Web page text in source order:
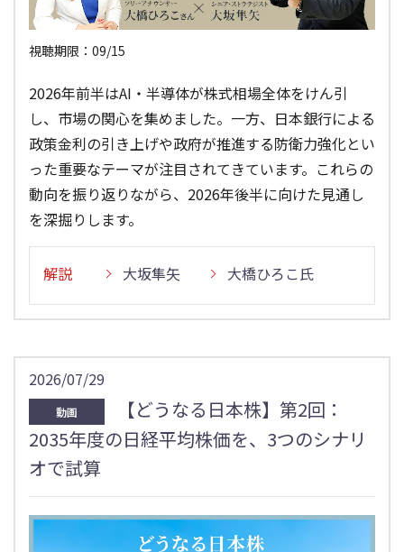
視聴期限：09/15
2026年前半はAI・半導体が株式相場全体をけん引
し、市場の関心を集めました。一方、日本銀行による
政策金利の引き上げや政府が推進する防衛力強化とい
った重要なテーマが注目されてきています。これらの
動向を振り返りながら、2026年後半に向けた見通し
を深掘りします。
解説 大坂隼矢 大橋ひろこ氏
2026/07/29
動画
【どうなる日本株】第2回：
2035年度の日経平均株価を、3つのシナリ
オで試算